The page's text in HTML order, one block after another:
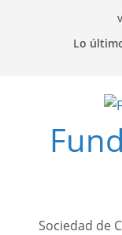
Lo
Sociedad de